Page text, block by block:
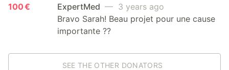
100 € ExpertMed — 3 years ago
Bravo Sarah! Beau projet pour une cause
importante ??
SEE THE OTHER DONATORS